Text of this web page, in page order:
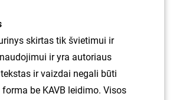
skirtas tik švietimui ir
ir yra autoriaus
ir vaizdai negali būti
be KAVB leidimo. Visos